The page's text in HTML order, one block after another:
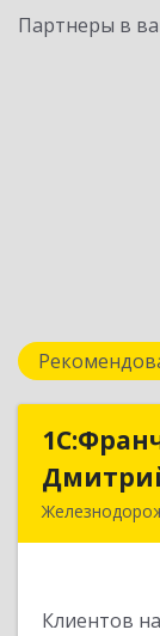
Партнеры в
Клиентов